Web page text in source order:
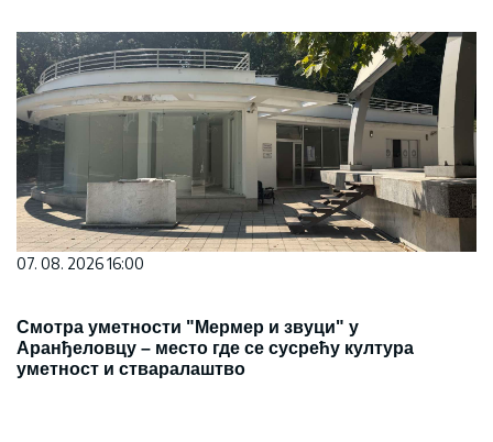
07. 08. 2026 16:00
Смотра уметности "Мермер и звуци" у
Аранђеловцу – место где се сусрећу култура
уметност и стваралаштво